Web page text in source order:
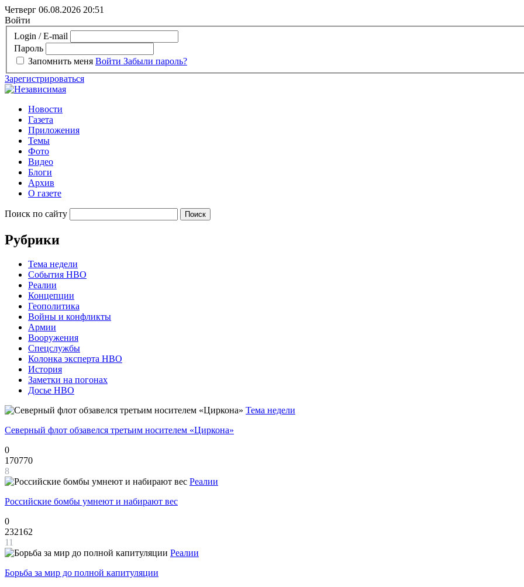
Четверг 06.08.2026 20:51
Войти
Login / E-mail
Пароль
Запомнить меня Войти Забыли пароль?
Зарегистрироваться
Новости
Газета
Приложения
Темы
Фото
Видео
Блоги
Архив
О газете
Поиск по сайту
Рубрики
Тема недели
События НВО
Реалии
Концепции
Геополитика
Войны и конфликты
Армии
Вооружения
Спецслужбы
Колонка эксперта НВО
История
Заметки на погонах
Досье НВО
Тема недели
Северный флот обзавелся третьим носителем «Циркона»
0
170770
8
Реалии
Российские бомбы умнеют и набирают вес
0
232162
11
Реалии
Борьба за мир до полной капитуляции